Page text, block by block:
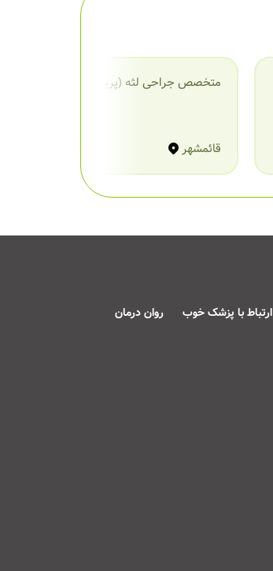
متخصص جراحی لثه (پریودنتیست)
قائمشهر
ارتباط با پزشک خوب روان درمان